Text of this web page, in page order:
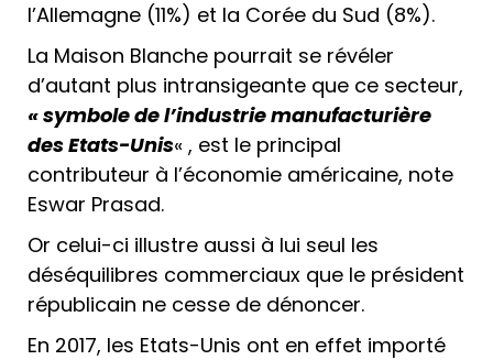
l’Allemagne (11%) et la Corée du Sud (8%).
La Maison Blanche pourrait se révéler
d’autant plus intransigeante que ce secteur,
« symbole de l’industrie manufacturière
des Etats-Unis« , est le principal
contributeur à l’économie américaine, note
Eswar Prasad.
Or celui-ci illustre aussi à lui seul les
déséquilibres commerciaux que le président
républicain ne cesse de dénoncer.
En 2017, les Etats-Unis ont en effet importé